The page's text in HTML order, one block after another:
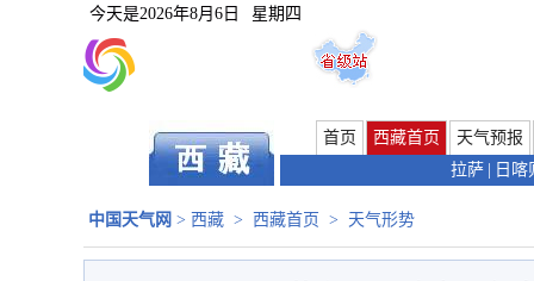
今天是2026年8月6日 星期四
首页 西藏首页
天气预报
拉萨
日喀
中国天气网 > 西藏 > 西藏首页 > 天气形势